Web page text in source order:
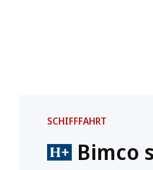
SCHIFFFAHRT
Bimco